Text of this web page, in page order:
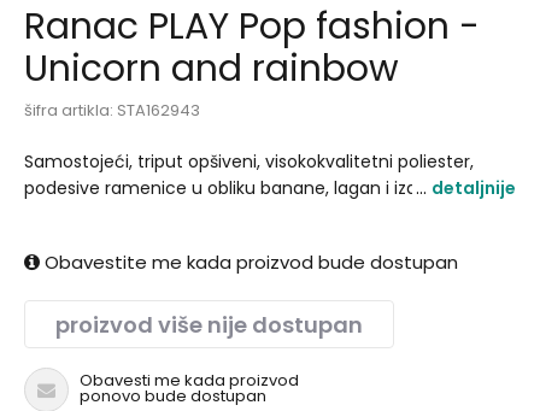
Ranac PLAY Pop fashion -
Unicorn and rainbow
šifra artikla: STA162943
Samostojeći, triput opšiveni, visokokvalitetni poliester,
podesive ramenice u obliku banane, lagan i izdržljiv..detaljnije
Obavestite me kada proizvod bude dostupan
proizvod više nije dostupan
Obavesti me kada proizvod
ponovo bude dostupan